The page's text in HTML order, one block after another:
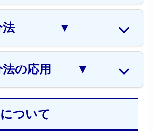
法 ▼
の応用 ▼
ついて